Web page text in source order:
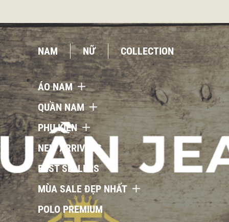
NAM
ÁO NAM
QUẦN NAM
PHỤ KIỆN
NEW ARRIVALS
BEST SELLERS
MÙA SALE ĐẸP NHẤT
POLO PREMIUM
NỮ COLLECTION
VI EN